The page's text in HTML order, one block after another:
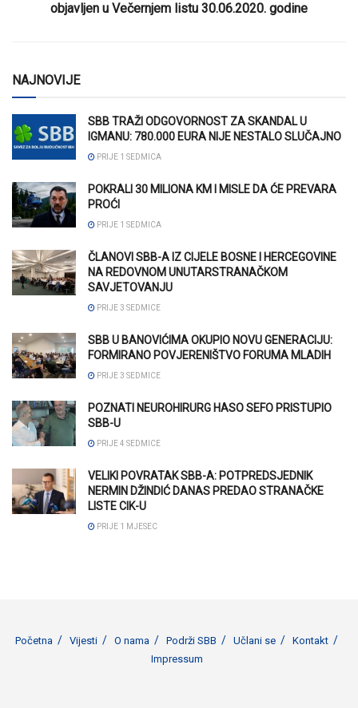
objavljen u Večernjem listu 30.06.2020. godine
NAJNOVIJE
SBB TRAŽI ODGOVORNOST ZA SKANDAL U
IGMANU: 780.000 EURA NIJE NESTALO SLUČAJNO
PRIJE 1 SEDMICA
POKRALI 30 MILIONA KM I MISLE DA ĆE PREVARA
PROĆI
PRIJE 1 SEDMICA
ČLANOVI SBB-A IZ CIJELE BOSNE I HERCEGOVINE
NA REDOVNOM UNUTARSTRANAČKOM
SAVJETOVANJU
PRIJE 3 SEDMICE
SBB U BANOVIĆIMA OKUPIO NOVU GENERACIJU:
FORMIRANO POVJERENIŠTVO FORUMA MLADIH
PRIJE 3 SEDMICE
POZNATI NEUROHIRURG HASO SEFO PRISTUPIO
SBB-U
PRIJE 4 SEDMICE
VELIKI POVRATAK SBB-A: POTPREDSJEDNIK
NERMIN DŽINDIĆ DANAS PREDAO STRANAČKE
LISTE CIK-U
PRIJE 1 MJESEC
Početna Vijesti O nama Podrži SBB Učlani se
Kontakt
Impressum